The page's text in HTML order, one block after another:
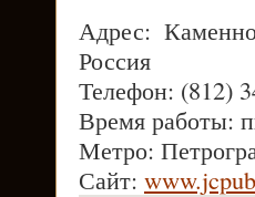
Адрес:
Россия
Телефон: (812)
Время работы:
Метро:
Сайт: